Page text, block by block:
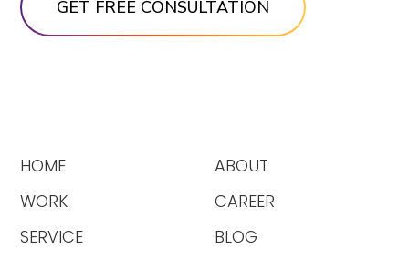
HOME
WORK
SERVICE
ABOUT
CAREER
BLOG